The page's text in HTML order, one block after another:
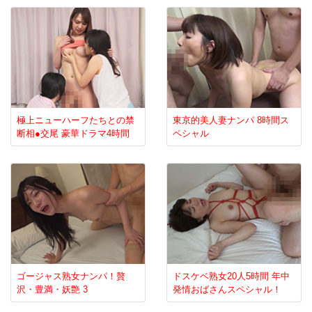
極上ニューハーフたちとの禁
断相●交尾 豪華ドラマ4時間
東京的美人妻ナンパ 8時間ス
ペシャル
ゴージャス熟女ナンパ！贅
沢・豊満・妖艶 3
ドスケベ熟女20人5時間 年中
発情おばさんスペシャル！